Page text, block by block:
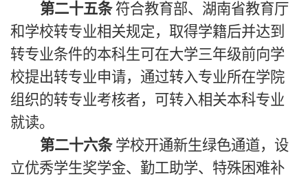
第二十五条 符合教育部、湖南省教育厅
和学校转专业相关规定，取得学籍后并达到
转专业条件的本科生可在大学三年级前向学
校提出转专业申请，通过转入专业所在学院
组织的转专业考核者，可转入相关本科专业
就读。
第二十六条 学校开通新生绿色通道，设
立优秀学生奖学金、勤工助学、特殊困难补